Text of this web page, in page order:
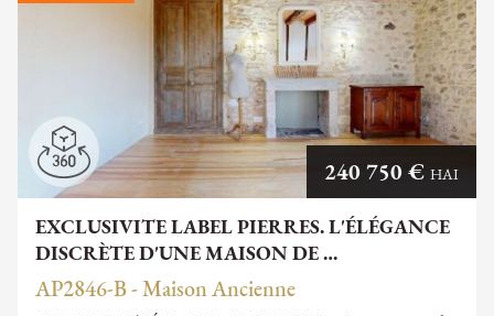
EXCLUSIVITE LABEL PIERRES. L'ÉLÉGANCE
DISCRÈTE D'UNE MAISON DE …
240 750 € HAI
AP2846-B - Maison Ancienne